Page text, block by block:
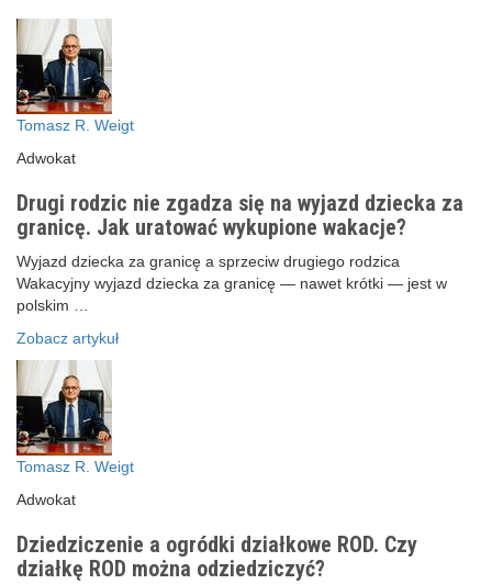
Tomasz R. Weigt
Adwokat
Drugi rodzic nie zgadza się na wyjazd dziecka za
granicę. Jak uratować wykupione wakacje?
Wyjazd dziecka za granicę a sprzeciw drugiego rodzica
Wakacyjny wyjazd dziecka za granicę — nawet krótki — jest w
polskim …
Zobacz artykuł
Tomasz R. Weigt
Adwokat
Dziedziczenie a ogródki działkowe ROD. Czy
działkę ROD można odziedziczyć?